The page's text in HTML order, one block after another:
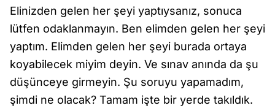
Elinizden gelen her şeyi yaptıysanız, sonuca
lütfen odaklanmayın. Ben elimden gelen her şeyi
yaptım. Elimden gelen her şeyi burada ortaya
koyabilecek miyim deyin. Ve sınav anında da şu
düşünceye girmeyin. Şu soruyu yapamadım,
şimdi ne olacak? Tamam işte bir yerde takıldık.